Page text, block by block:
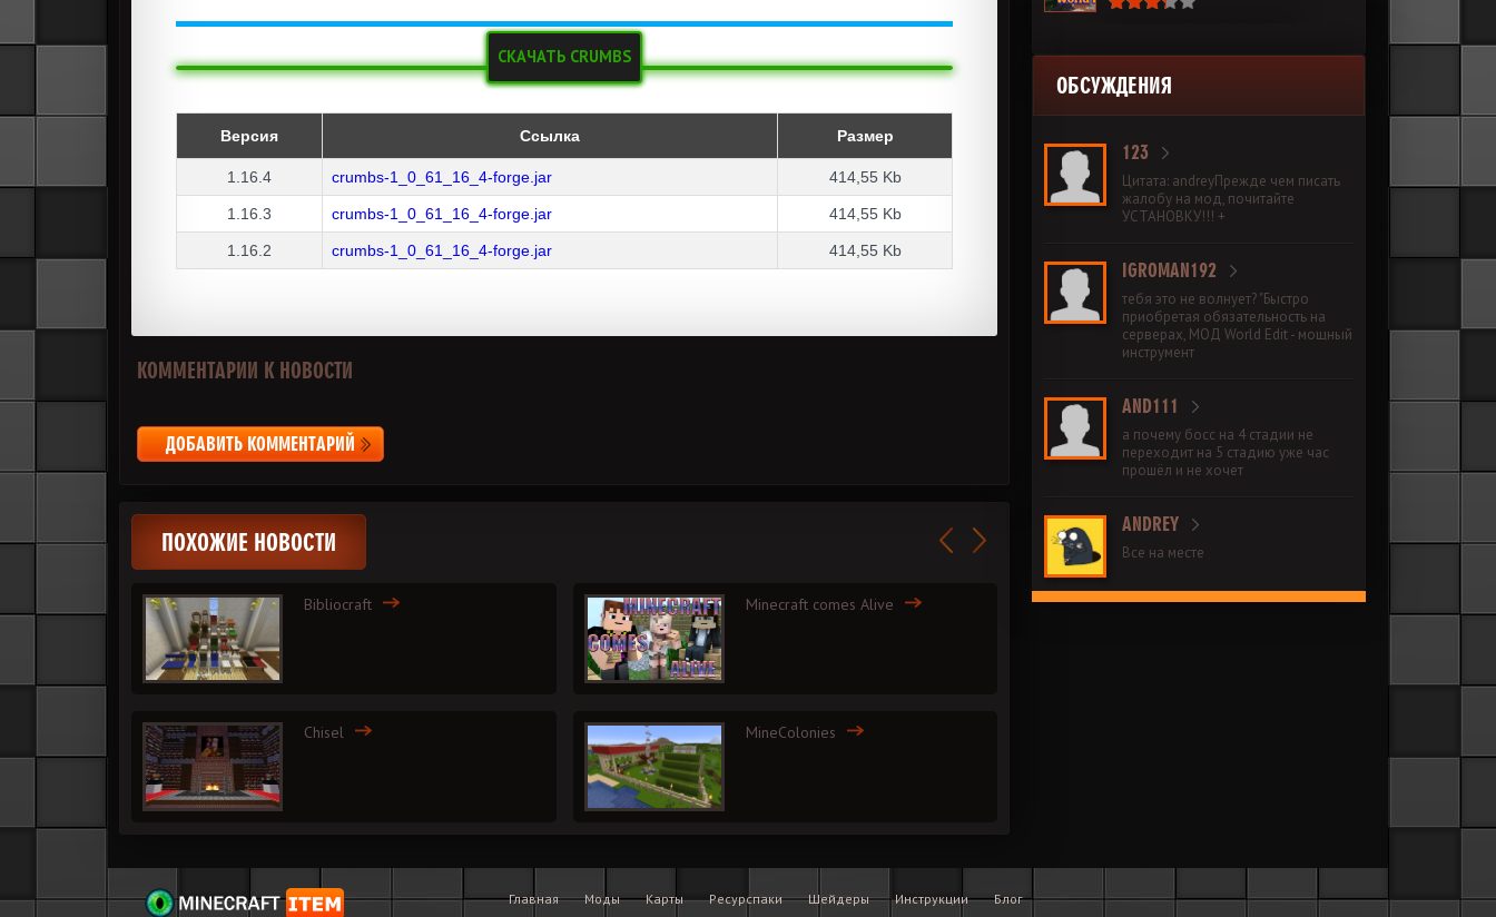
СКАЧАТЬ CRUMBS
Версия Ссылка Размер
1.16.4 crumbs-1_0_61_16_4-forge.jar 414,55 Kb
1.16.3 crumbs-1_0_61_16_4-forge.jar 414,55 Kb
1.16.2 crumbs-1_0_61_16_4-forge.jar 414,55 Kb
КОММЕНТАРИИ К НОВОСТИ
ДОБАВИТЬ КОММЕНТАРИЙ
ПОХОЖИЕ НОВОСТИ
Bibliocraft
Chisel
Minecraft comes Alive
MineColonies
ОБСУЖДЕНИЯ
123
Цитата: andreyПрежде чем писать
жалобу на мод, почитайте
УСТАНОВКУ!!! +
IGROMAN192
тебя это не волнует? "Быстро
приобретая обязательность на
серверах, МОД World Edit - мощный
инструмент
AND111
а почему босс на 4 стадии не
переходит на 5 стадию уже час
прошёл и не хочет
ANDREY
Все на месте
Главная Моды Карты Ресурспаки Шейдеры Инструкции Блог